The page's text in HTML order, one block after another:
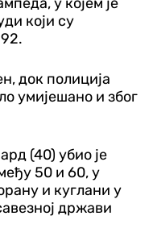
који су
док полиција
умијешано и због
(40) убио је
50 и 60, у
и куглани у
држави